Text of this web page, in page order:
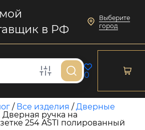
в РФ
Выберите
город
0
/ Все изделия /Дверные
Дверная ручка на
254 ASTI полированный